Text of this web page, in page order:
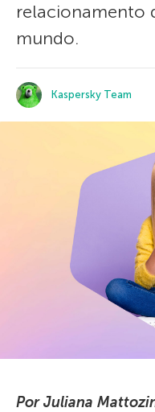
relacionamento
mundo.
Kaspersky Team
Por Juliana